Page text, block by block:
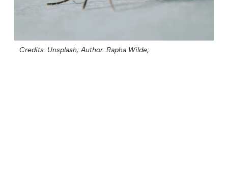
Credits: Unsplash; Author: Rapha Wilde;